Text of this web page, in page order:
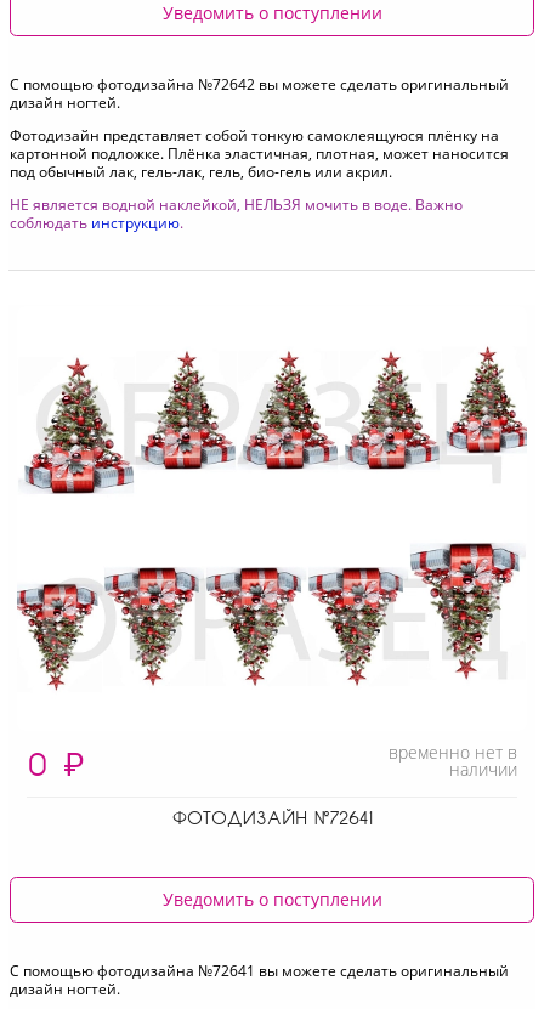
Уведомить о поступлении
С помощью фотодизайна №72642 вы можете сделать оригинальный
дизайн ногтей.
Фотодизайн представляет собой тонкую самоклеящуюся плёнку на
картонной подложке. Плёнка эластичная, плотная, может наносится
под обычный лак, гель-лак, гель, био-гель или акрил.
НЕ является водной наклейкой, НЕЛЬЗЯ мочить в воде. Важно
соблюдать инструкцию.
0 ₽ временно нет в
наличии
ФОТОДИЗАЙН №72641
Уведомить о поступлении
С помощью фотодизайна №72641 вы можете сделать оригинальный
дизайн ногтей.